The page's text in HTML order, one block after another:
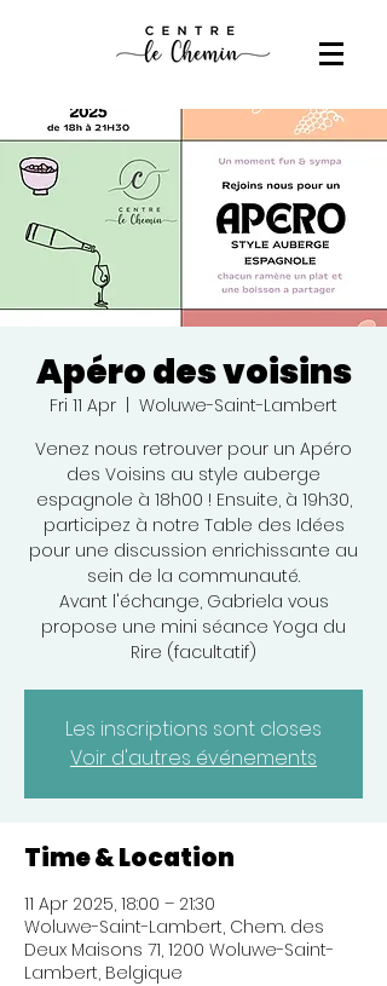
Apéro des voisins
Fri 11 Apr
Woluwe-Saint-Lambert
Venez nous retrouver pour un Apéro
des Voisins au style auberge
espagnole à 18h00 ! Ensuite, à 19h30,
participez à notre Table des Idées
pour une discussion enrichissante au
sein de la communauté.
Avant l'échange, Gabriela vous
propose une mini séance Yoga du
Rire (facultatif)
Les inscriptions sont closes
Voir d'autres événements
Time & Location
11 Apr 2025, 18:00 – 21:30
Woluwe-Saint-Lambert, Chem. des
Deux Maisons 71, 1200 Woluwe-Saint-
Lambert, Belgique